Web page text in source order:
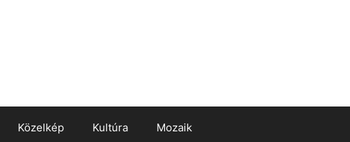
Közelkép Kultúra Mozaik